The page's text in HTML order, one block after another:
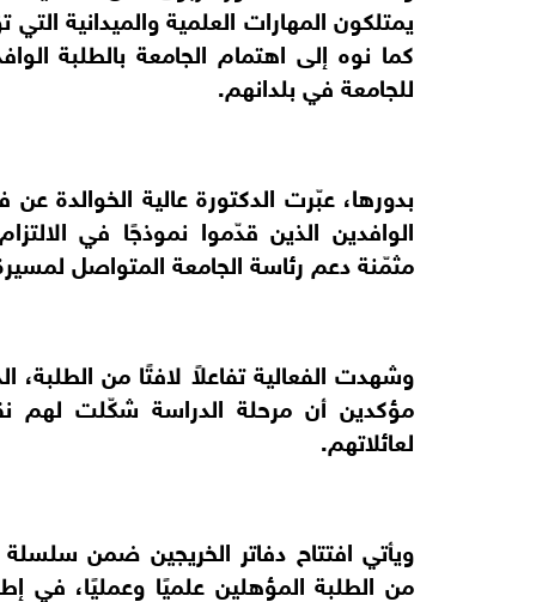
يمتلكون المهارات العلمية والميدانية
كما نوه إلى اهتمام الجامعة بالطلبة
للجامعة في بلدانهم.
بدورها، عبّرت الدكتورة عالية الخوالدة
الوافدين الذين قدّموا نموذجًا في
مثمّنة دعم رئاسة الجامعة المتواصل
وشهدت الفعالية تفاعلاً لافتًا من الطلبة،
مؤكدين أن مرحلة الدراسة شكّلت لهم
لعائلاتهم.
ويأتي افتتاح دفاتر الخريجين ضمن
من الطلبة المؤهلين علميًا وعمليًا، في